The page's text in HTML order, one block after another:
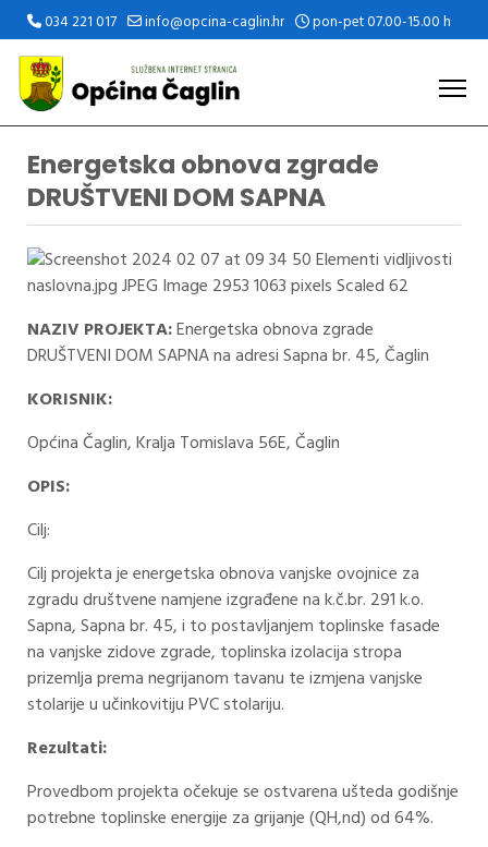
034 221 017 info@opcina-caglin.hr pon-pet 07.00-15.00 h
Energetska obnova zgrade
DRUŠTVENI DOM SAPNA
NAZIV PROJEKTA:Energetska obnova zgrade
DRUŠTVENI DOM SAPNA na adresi Sapna br. 45, Čaglin
KORISNIK:
Općina Čaglin, Kralja Tomislava 56E, Čaglin
OPIS:
Cilj:
Cilj projekta je energetska obnova vanjske ovojnice za
zgradu društvene namjene izgrađene na k.č.br. 291 k.o.
Sapna, Sapna br. 45, i to postavljanjem toplinske fasade
na vanjske zidove zgrade, toplinska izolacija stropa
prizemlja prema negrijanom tavanu te izmjena vanjske
stolarije u učinkovitiju PVC stolariju.
Rezultati:
Provedbom projekta očekuje se ostvarena ušteda godišnje
potrebne toplinske energije za grijanje (QH,nd) od 64%.